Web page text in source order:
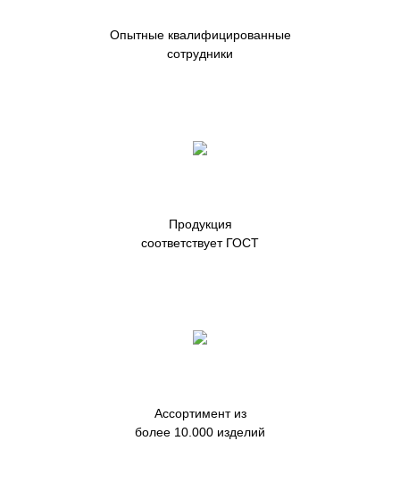
Опытные квалифицированные
сотрудники
Продукция
соответствует ГОСТ
Ассортимент из
более 10.000 изделий